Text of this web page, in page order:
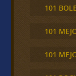
101
101
101